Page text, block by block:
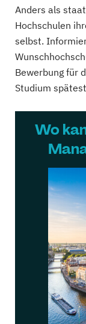
Anders als
Hochschulen
selbst.
Bewerbung für
Studium
Wo